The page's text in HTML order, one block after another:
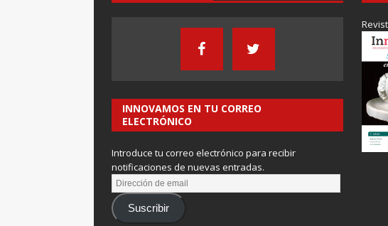
INNOVAMOS EN TU CORREO
ELECTRÓNICO
Introduce tu correo electrónico para recibir
notificaciones de nuevas entradas.
Suscribir